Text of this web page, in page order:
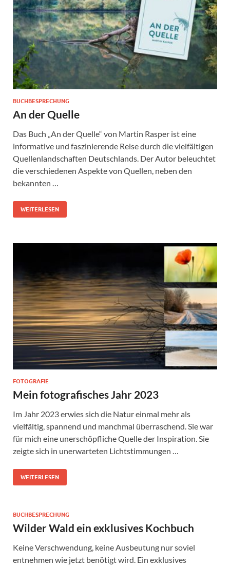
BUCHBESPRECHUNG
An der Quelle
Das Buch „An der Quelle“ von Martin Rasper ist eine
informative und faszinierende Reise durch die vielfältigen
Quellenlandschaften Deutschlands. Der Autor beleuchtet
die verschiedenen Aspekte von Quellen, neben den
bekannten …
WEITERLESEN
FOTOGRAFIE
Mein fotografisches Jahr 2023
Im Jahr 2023 erwies sich die Natur einmal mehr als
vielfältig, spannend und manchmal überraschend. Sie war
für mich eine unerschöpfliche Quelle der Inspiration. Sie
zeigte sich in unerwarteten Lichtstimmungen …
WEITERLESEN
BUCHBESPRECHUNG
Wilder Wald ein exklusives Kochbuch
Keine Verschwendung, keine Ausbeutung nur soviel
entnehmen wie jetzt benötigt wird. Ein exklusives